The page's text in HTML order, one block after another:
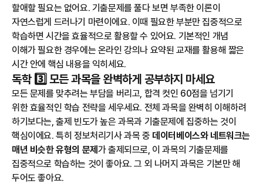
할애할 필요는 없어요. 기출문제를 풀다 보면 부족한 이론이
자연스럽게 드러나기 마련이에요. 이때 필요한 부분만 집중적으로
학습하면 시간을 효율적으로 활용할 수 있어요. 기본적인 개념
이해가 필요한 경우에는 온라인 강의나 요약된 교재를 활용해 짧은
시간 안에 핵심 내용을 익히세요.
독학 3️⃣ 모든 과목을 완벽하게 공부하지 마세요
모든 문제를 맞추려는 부담을 버리고, 합격 컷인 60점을 넘기기
위한 효율적인 학습 전략을 세우세요. 전체 과목을 완벽히 이해하려
하기보다는, 출제 빈도가 높은 과목과 기출문제에 집중하는 것이
핵심이에요. 특히 정보처리기사 과목 중 데이터베이스와 네트워크는
매년 비슷한 유형의 문제 가 출제되므로, 이 과목의 기출문제를
집중적으로 학습하는 것이 좋아요. 그 외 나머지 과목은 기본만 해
두어도 좋아요.